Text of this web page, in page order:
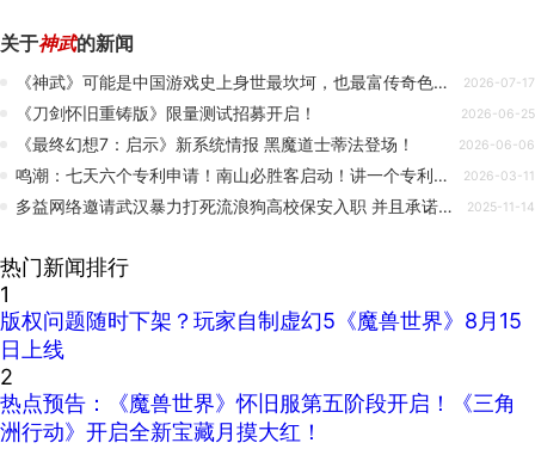
关于神武的新闻
《神武》可能是中国游戏史上身世最坎坷，也最富传奇色彩MMO 2026-07-17
《刀剑怀旧重铸版》限量测试招募开启！ 2026-06-25
《最终幻想7：启示》新系统情报 黑魔道士蒂法登场！ 2026-06-06
鸣潮：七天六个专利申请！南山必胜客启动！讲一个专利的故事 2026-03-11
多益网络邀请武汉暴力打死流浪狗高校保安入职 并且承诺月薪不低于7000元 2025-11-14
热门新闻排行
1
版权问题随时下架？玩家自制虚幻5《魔兽世界》8月15
日上线
2
热点预告：《魔兽世界》怀旧服第五阶段开启！《三角
洲行动》开启全新宝藏月摸大红！